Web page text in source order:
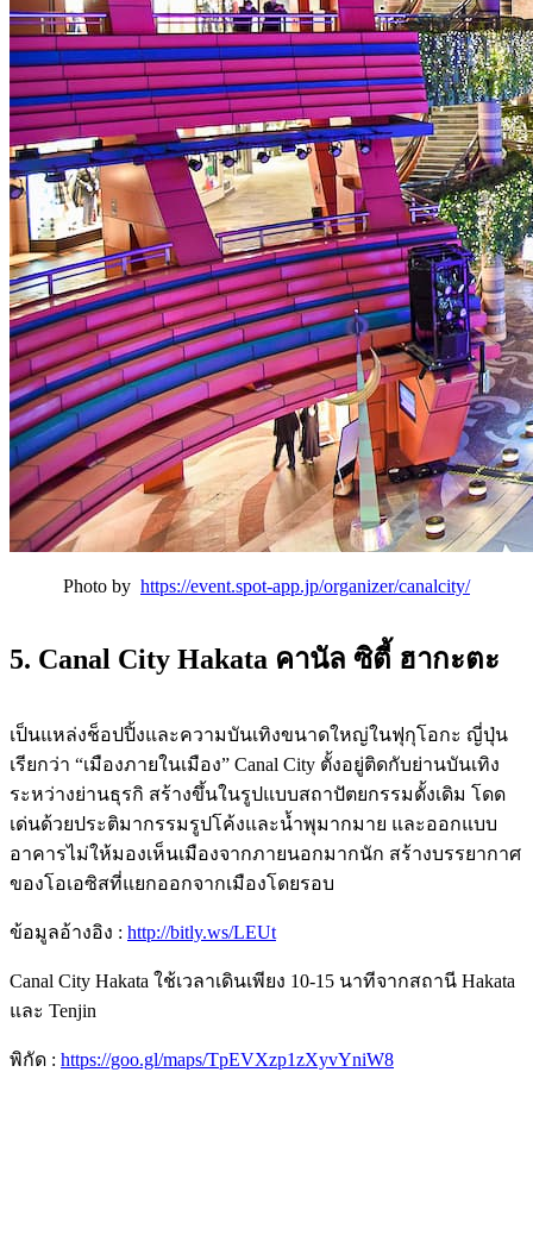
Photo by https://event.spot-app.jp/organizer/canalcity/
5. Canal City Hakata คานัล ซิตี้ ฮากะตะ
เป็นแหล่งช็อปปิ้งและความบันเทิงขนาดใหญ่ในฟุกุโอกะ ญี่ปุ่น
เรียกว่า “เมืองภายในเมือง” Canal City ตั้งอยู่ติดกับย่านบันเทิง
ระหว่างย่านธุรกิ สร้างขึ้นในรูปแบบสถาปัตยกรรมดั้งเดิม โดด
เด่นด้วยประติมากรรมรูปโค้งและน้ำพุมากมาย และออกแบบ
อาคารไม่ให้มองเห็นเมืองจากภายนอกมากนัก สร้างบรรยากาศ
ของโอเอซิสที่แยกออกจากเมืองโดยรอบ
ข้อมูลอ้างอิง : http://bitly.ws/LEUt
Canal City Hakata ใช้เวลาเดินเพียง 10-15 นาทีจากสถานี Hakata
และ Tenjin
พิกัด : https://goo.gl/maps/TpEVXzp1zXyvYniW8